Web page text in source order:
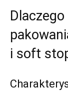
i soft